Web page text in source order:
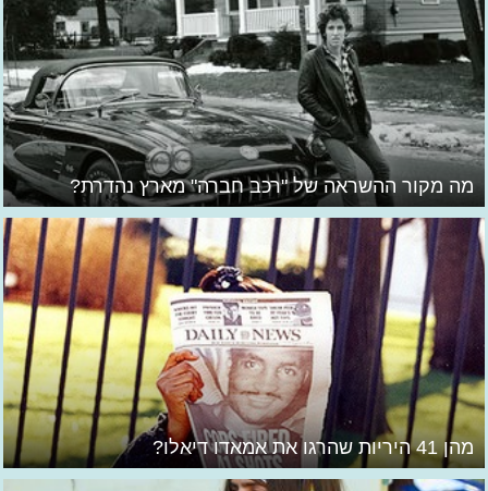
מה מקור ההשראה של "רכב חברה" מארץ נהדרת?
מהן 41 היריות שהרגו את אמאדו דיאלו?